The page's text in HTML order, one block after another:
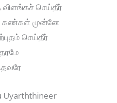
செய்தீர்
கண்கள் முன்னே
செய்தீர்
Uyarththineer